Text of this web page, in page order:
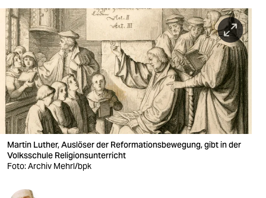
berlin
nord
wahrheit
verlag
verlag
veranstaltungen
shop
fragen & hilfe
Martin Luther, Auslöser der Reformationsbewegung, gibt in der
Volksschule Religionsunterricht
Foto: Archiv Mehrl/bpk